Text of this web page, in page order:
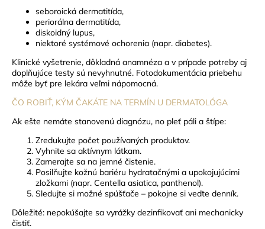
seboroická dermatitída,
periorálna dermatitída,
diskoidný lupus,
niektoré systémové ochorenia (napr. diabetes).
Klinické vyšetrenie, dôkladná anamnéza a v prípade potreby aj
doplňujúce testy sú nevyhnutné. Fotodokumentácia priebehu
môže byť pre lekára veľmi nápomocná.
ČO ROBIŤ, KÝM ČAKÁTE NA TERMÍN U DERMATOLÓGA
Ak ešte nemáte stanovenú diagnózu, no pleť páli a štípe:
Zredukujte počet používaných produktov.
Vyhnite sa aktívnym látkam.
Zamerajte sa na jemné čistenie.
Posilňujte kožnú bariéru hydratačnými a upokojujúcimi
zložkami (napr. Centella asiatica, panthenol).
Sledujte si možné spúšťače – pokojne si veďte denník.
Dôležité: nepokúšajte sa vyrážky dezinfikovať ani mechanicky
čistiť.